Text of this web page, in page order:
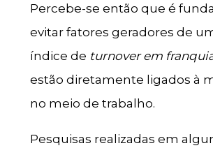
Percebe-se então que é
evitar fatores geradores de
índice de turnover em
estão diretamente ligados à
no meio de trabalho.
Pesquisas realizadas em